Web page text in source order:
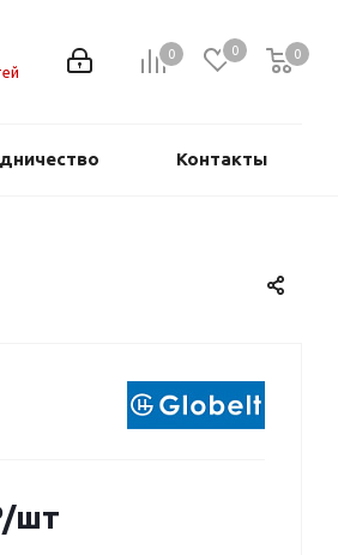
0 0 0
0
Контакты
/шт